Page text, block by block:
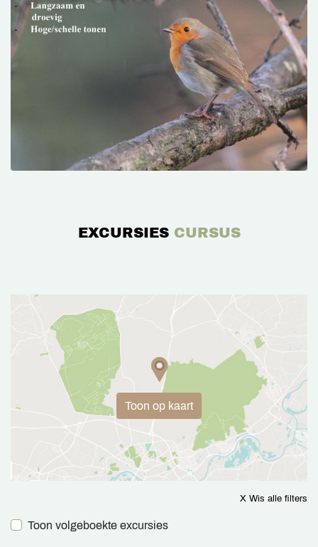
EXCURSIES CURSUS
Toon op kaart
X Wis alle filters
Toon volgeboekte excursies